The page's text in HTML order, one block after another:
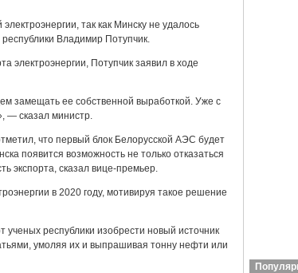
так как Минску не удалось
Владимир Потупчик.
электроэнергии, Потупчик заявил в ходе
замещать ее собственной выработкой. Уже с
— сказал министр.
что первый блок Белорусской АЭС будет
появится возможность не только отказаться
экспорта, сказал вице-премьер.
в 2020 году, мотивируя такое решение
республики изобрести новый источник
умоляя их и выпрашивая тонну нефти или